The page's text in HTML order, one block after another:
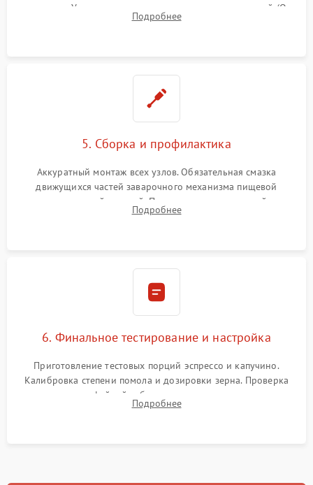
жерновов. Установка новых силиконовых уплотнителей (O-
ring) и тефлоновых трубок для надежного устранения
Подробнее
5. Сборка и профилактика
Аккуратный монтаж всех узлов. Обязательная смазка
движущихся частей заварочного механизма пищевой
силиконовой смазкой. Проведение программной
декальцинации и очистки системы от кофейных масел.
Подробнее
6. Финальное тестирование и настройка
Приготовление тестовых порций эспрессо и капучино.
Калибровка степени помола и дозировки зерна. Проверка
плотности кофейной таблетки, температуры напитка и
качества молочной пены. Контроль отсутствия посторонних
Подробнее